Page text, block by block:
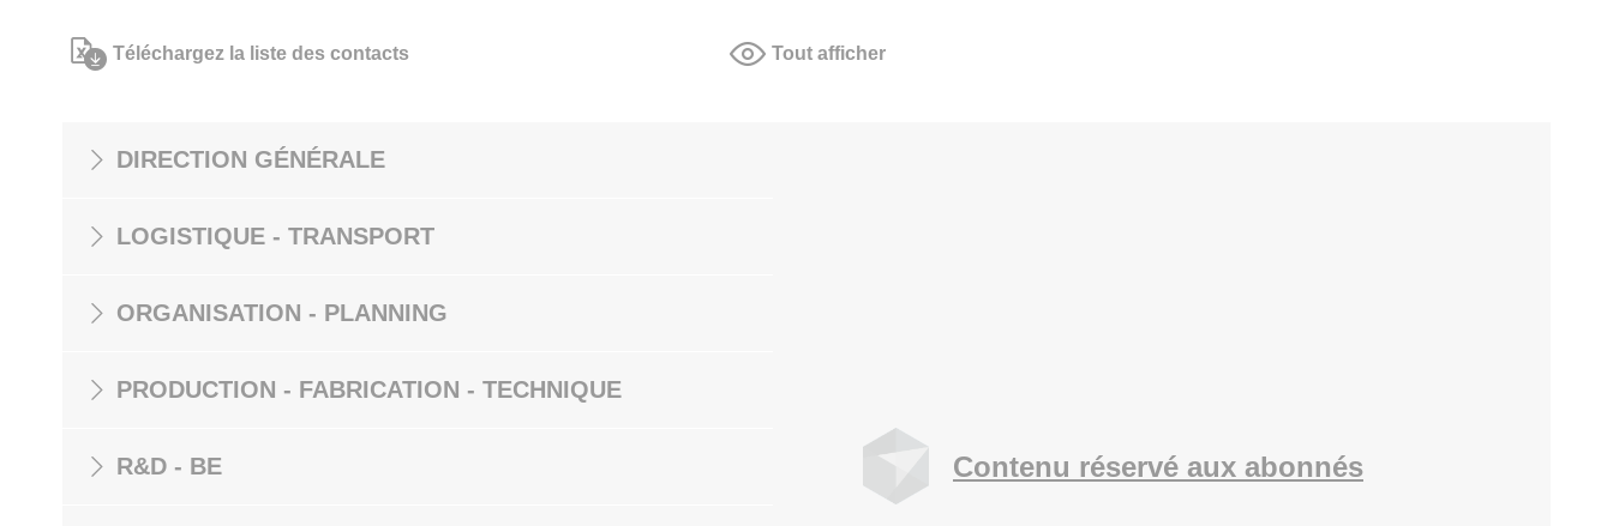
Téléchargez la liste des contacts Tout afficher
DIRECTION GÉNÉRALE
LOGISTIQUE - TRANSPORT
ORGANISATION - PLANNING
PRODUCTION - FABRICATION - TECHNIQUE
R&D - BE Contenu réservé aux abonnés